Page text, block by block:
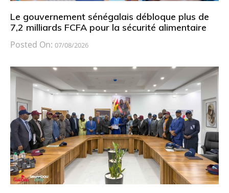
Le gouvernement sénégalais débloque plus de
7,2 milliards FCFA pour la sécurité alimentaire
Posted On: 07/08/2026